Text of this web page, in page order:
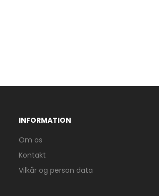
INFORMATION
Om os
Kontakt
Vilkår og person data